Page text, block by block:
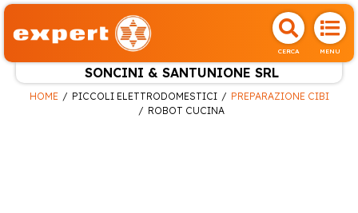
CERCA MENU
SONCINI & SANTUNIONE SRL
HOME PICCOLI ELETTRODOMESTICI
PREPARAZIONE CIBI
ROBOT CUCINA